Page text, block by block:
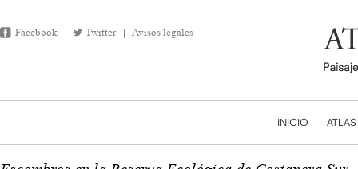
Facebook Twitter Avisos legales
INICIO ATLAS